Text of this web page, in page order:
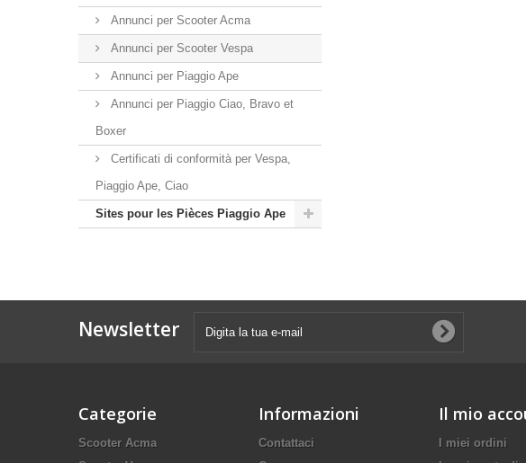
Annunci per Scooter Acma
Annunci per Scooter Vespa
Annunci per Piaggio Ape
Annunci per Piaggio Ciao, Bravo et
Boxer
Certificati di conformità per Vespa,
Piaggio Ape, Ciao
Sites pour les Pièces Piaggio Ape
Newsletter
Categorie
Scooter Acma
Informazioni
Contattaci
Il mio
I miei ordini